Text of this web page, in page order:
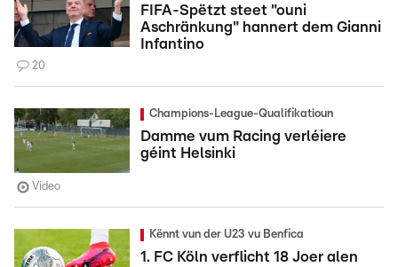
FIFA-Spëtzt steet "ouni
Aschränkung" hannert dem Gianni
Infantino
20
Champions-League-Qualifikatioun
Damme vum Racing verléiere
géint Helsinki
Video
Kënnt vun der U23 vu Benfica
1. FC Köln verflicht 18 Joer alen